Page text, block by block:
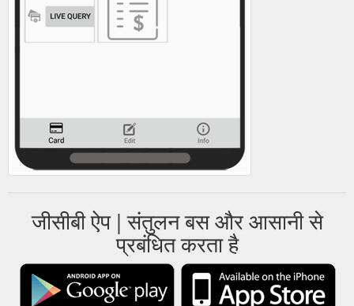
जीसीबी ऐप | संतुलन बस और आसानी से
प्रबंधित करता है